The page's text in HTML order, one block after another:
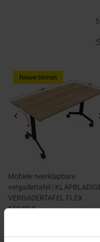
Nieuw binnen
Mobiele neerklapbare
vergadertafel |
VERGADERTAFEL FLEX
610,00 €